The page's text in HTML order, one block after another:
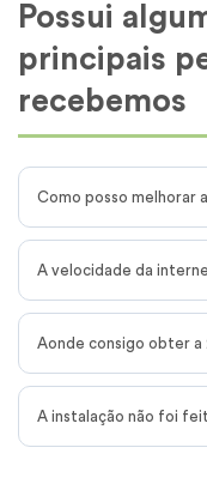
Teste
Possui
principais
recebemos
Como posso melhorar
A velocidade da
Aonde consigo obter a
A instalação não foi